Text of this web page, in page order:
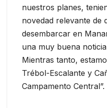
nuestros planes,
novedad relevante de
desembarcar en
una muy buena
Mientras tanto,
Trébol-Escalante y
Campamento Central”.